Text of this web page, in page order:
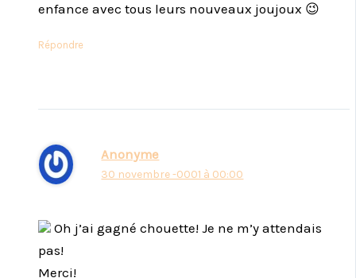
enfance avec tous leurs nouveaux joujoux 😉
Répondre
Anonyme
30 novembre -0001 à 00:00
Oh j’ai gagné chouette! Je ne m’y attendais
pas!
Merci!